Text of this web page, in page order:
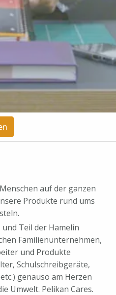
auf der ganzen
Produkte rund ums
Teil der Hamelin
Familienunternehmen,
und Produkte
Schulschreibgeräte,
genauso am Herzen
Umwelt. Pelikan Cares.